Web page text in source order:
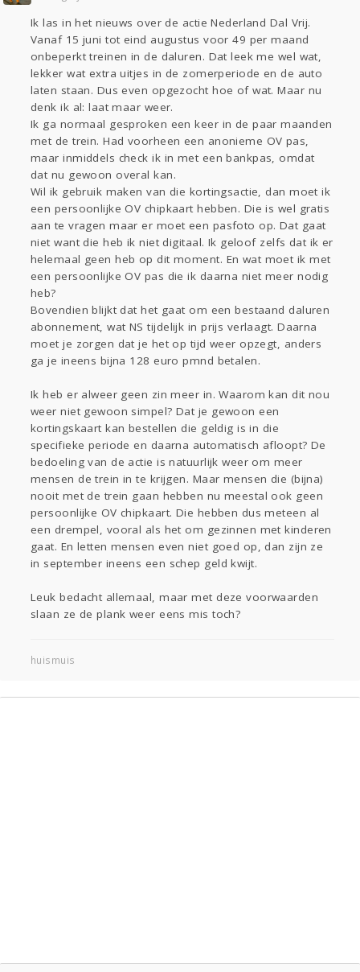
Gevraagd
Horen Doen
Zien
Lezen
Ik las in het nieuws over de actie Nederland Dal Vrij.
Vanaf 15 juni tot eind augustus voor 49 per maand
onbeperkt treinen in de daluren. Dat leek me wel wat,
lekker wat extra uitjes in de zomerperiode en de auto
laten staan. Dus even opgezocht hoe of wat. Maar nu
denk ik al: laat maar weer.
Ik ga normaal gesproken een keer in de paar maanden
met de trein. Had voorheen een anonieme OV pas,
maar inmiddels check ik in met een bankpas, omdat
dat nu gewoon overal kan.
Wil ik gebruik maken van die kortingsactie, dan moet ik
een persoonlijke OV chipkaart hebben. Die is wel gratis
aan te vragen maar er moet een pasfoto op. Dat gaat
niet want die heb ik niet digitaal. Ik geloof zelfs dat ik er
helemaal geen heb op dit moment. En wat moet ik met
een persoonlijke OV pas die ik daarna niet meer nodig
heb?
Bovendien blijkt dat het gaat om een bestaand daluren
abonnement, wat NS tijdelijk in prijs verlaagt. Daarna
moet je zorgen dat je het op tijd weer opzegt, anders
ga je ineens bijna 128 euro pmnd betalen.
Ik heb er alweer geen zin meer in. Waarom kan dit nou
weer niet gewoon simpel? Dat je gewoon een
kortingskaart kan bestellen die geldig is in die
specifieke periode en daarna automatisch afloopt? De
bedoeling van de actie is natuurlijk weer om meer
mensen de trein in te krijgen. Maar mensen die (bijna)
nooit met de trein gaan hebben nu meestal ook geen
persoonlijke OV chipkaart. Die hebben dus meteen al
een drempel, vooral als het om gezinnen met kinderen
gaat. En letten mensen even niet goed op, dan zijn ze
in september ineens een schep geld kwijt.
Leuk bedacht allemaal, maar met deze voorwaarden
slaan ze de plank weer eens mis toch?
huismuis